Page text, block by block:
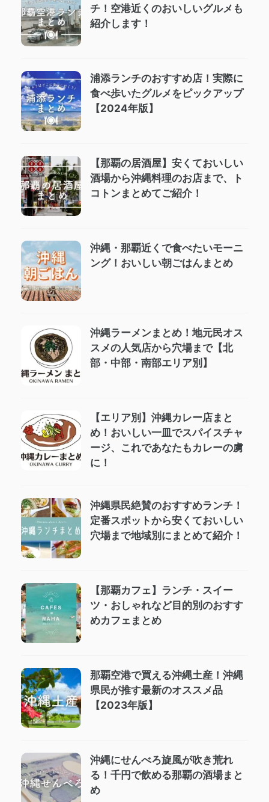
チ！空港近くのおいしいグルメも
紹介します！
浦添ランチのおすすめ店！実際に
食べ歩いたグルメをピックアップ
【2024年版】
【那覇の居酒屋】安くておいしい
酒場から沖縄料理のお店まで、ト
コトンまとめてご紹介！
沖縄・那覇近くで食べたいモーニ
ング！おいしい朝ごはんまとめ
沖縄ラーメンまとめ！地元民オス
スメの人気店から穴場まで【北
部・中部・南部エリア別】
【エリア別】沖縄カレー店まと
め！おいしい一皿でスパイスチャ
ージ、これであなたもカレーの虜
に！
沖縄県民絶賛のおすすめランチ！
定番スポットから安くておいしい
穴場まで地域別にまとめて紹介！
【那覇カフェ】ランチ・スイー
ツ・おしゃれなど目的別のおすす
めカフェまとめ
那覇空港で買える沖縄土産！沖縄
県民が推す最新のオススメ品
【2023年版】
沖縄にせんべろ旋風が吹き荒れ
る！千円で飲める那覇の酒場まと
め